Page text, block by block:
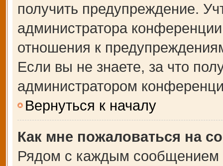
получить предупреждение.
администратора
отношения к
Если вы не знаете, за что
администратором
Вернуться к началу
Как мне пожаловаться на
Рядом с каждым сообщением